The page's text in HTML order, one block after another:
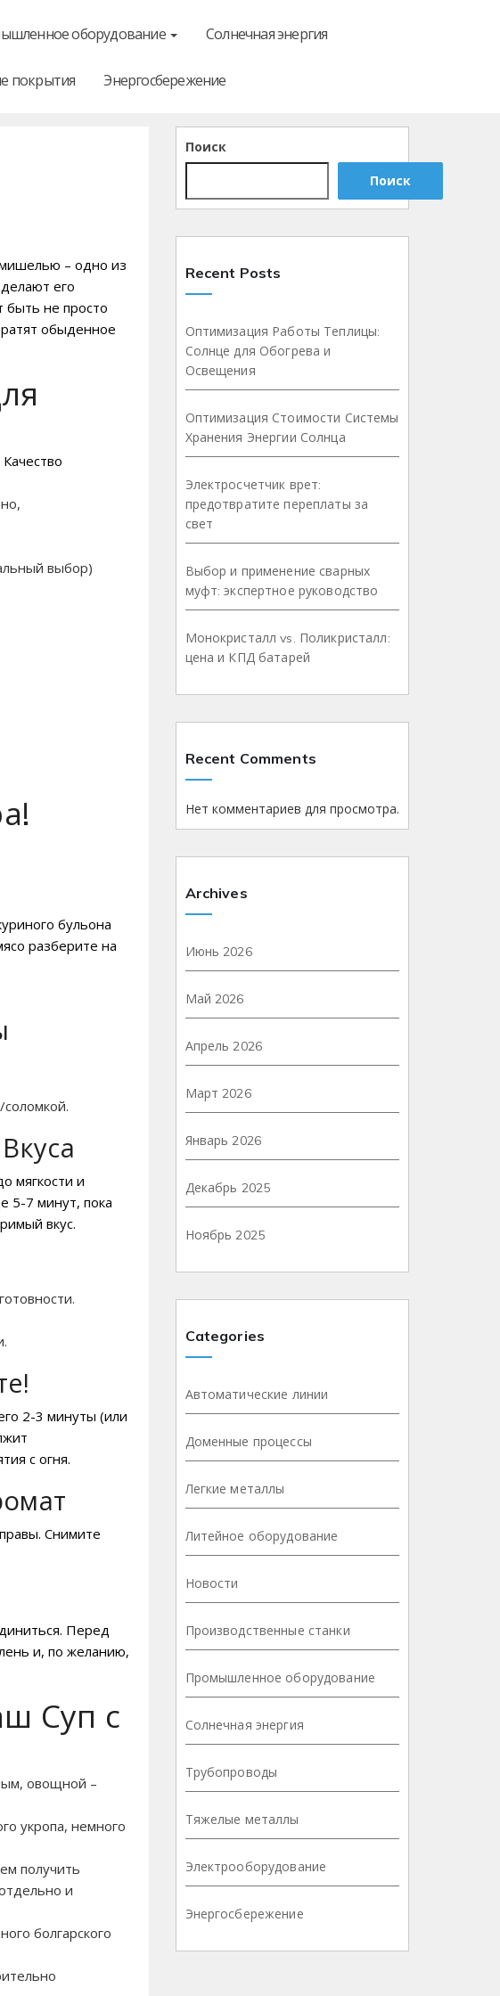
оборудование Солнечная энергия
покрытия Энергосбережение
– одно из
его
не просто
обыденное
выбор)
бульона
разберите на
мягкости и
5-7 минут, пока
вкус.
2-3 минуты (или
с огня.
Снимите
Перед
и, по желанию,
Суп с
овощной –
укропа, немного
получить
и
болгарского
Поиск
Поиск
Recent Posts
Оптимизация Работы Теплицы:
Солнце для Обогрева и
Освещения
Оптимизация Стоимости Системы
Хранения Энергии Солнца
Электросчетчик врет:
предотвратите переплаты за
свет
Выбор и применение сварных
муфт: экспертное руководство
Монокристалл vs. Поликристалл:
цена и КПД батарей
Recent Comments
Нет комментариев для просмотра.
Archives
Июнь 2026
Май 2026
Апрель 2026
Март 2026
Январь 2026
Декабрь 2025
Ноябрь 2025
Categories
Автоматические линии
Доменные процессы
Легкие металлы
Литейное оборудование
Новости
Производственные станки
Промышленное оборудование
Солнечная энергия
Трубопроводы
Тяжелые металлы
Электрооборудование
Энергосбережение